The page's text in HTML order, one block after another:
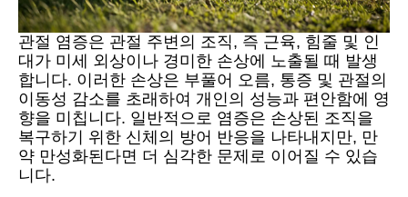
관절 염증은 관절 주변의 조직, 즉 근육, 힘줄 및 인
대가 미세 외상이나 경미한 손상에 노출될 때 발생
합니다. 이러한 손상은 부풀어 오름, 통증 및 관절의
이동성 감소를 초래하여 개인의 성능과 편안함에 영
향을 미칩니다. 일반적으로 염증은 손상된 조직을
복구하기 위한 신체의 방어 반응을 나타내지만, 만
약 만성화된다면 더 심각한 문제로 이어질 수 있습
니다.